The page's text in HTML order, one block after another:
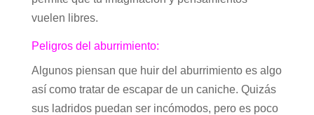
vuelen libres.
Peligros del aburrimiento:
Algunos piensan que huir del aburrimiento es algo
así como tratar de escapar de un caniche. Quizás
sus ladridos puedan ser incómodos, pero es poco